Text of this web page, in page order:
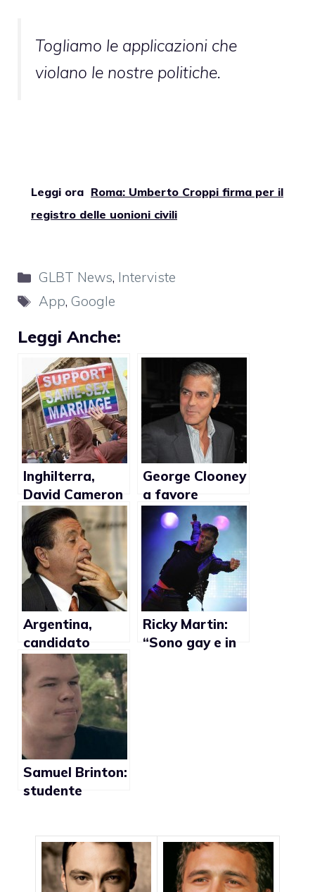
Togliamo le applicazioni che
violano le nostre politiche.
Leggi ora Roma: Umberto Croppi firma per il
registro delle uonioni civili
Categorie
GLBT News, Interviste
Tag
App, Google
Leggi Anche:
Inghilterra,
David Cameron
ritiene che il
matrimonio gay
sia giusto
George Clooney
a favore
dell’abolizione
della
Proposition 8
Argentina,
candidato
presidente
Eduardo
Duhalde vuole
sopprimere
legge sul
matrimonio gay
Ricky Martin:
“Sono gay e in
Samuel Brinton:
studente
torture come
“cura gay” dal
padre